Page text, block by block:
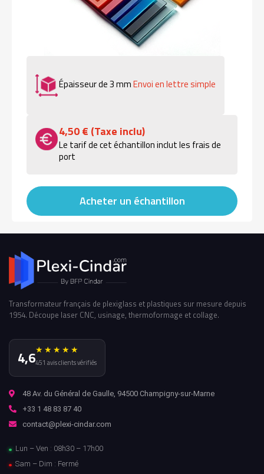
Épaisseur de 3 mmEnvoi en lettre simple
4,50 € (Taxe inclu)
Le tarif de cet échantillon inclut les frais de
port
Acheter un échantillon
Transformateur français de plexiglass et plastiques sur mesure depuis
1954. Découpe laser CNC, usinage, thermoformage et collage.
4,6★★★★★
451 avis clients vérifiés
48 Av. du Général de Gaulle, 94500 Champigny-sur-Marne
+33 1 48 83 87 40
contact@plexi-cindar.com
Lun – Ven : 08h30 – 17h00
Sam – Dim : Fermé